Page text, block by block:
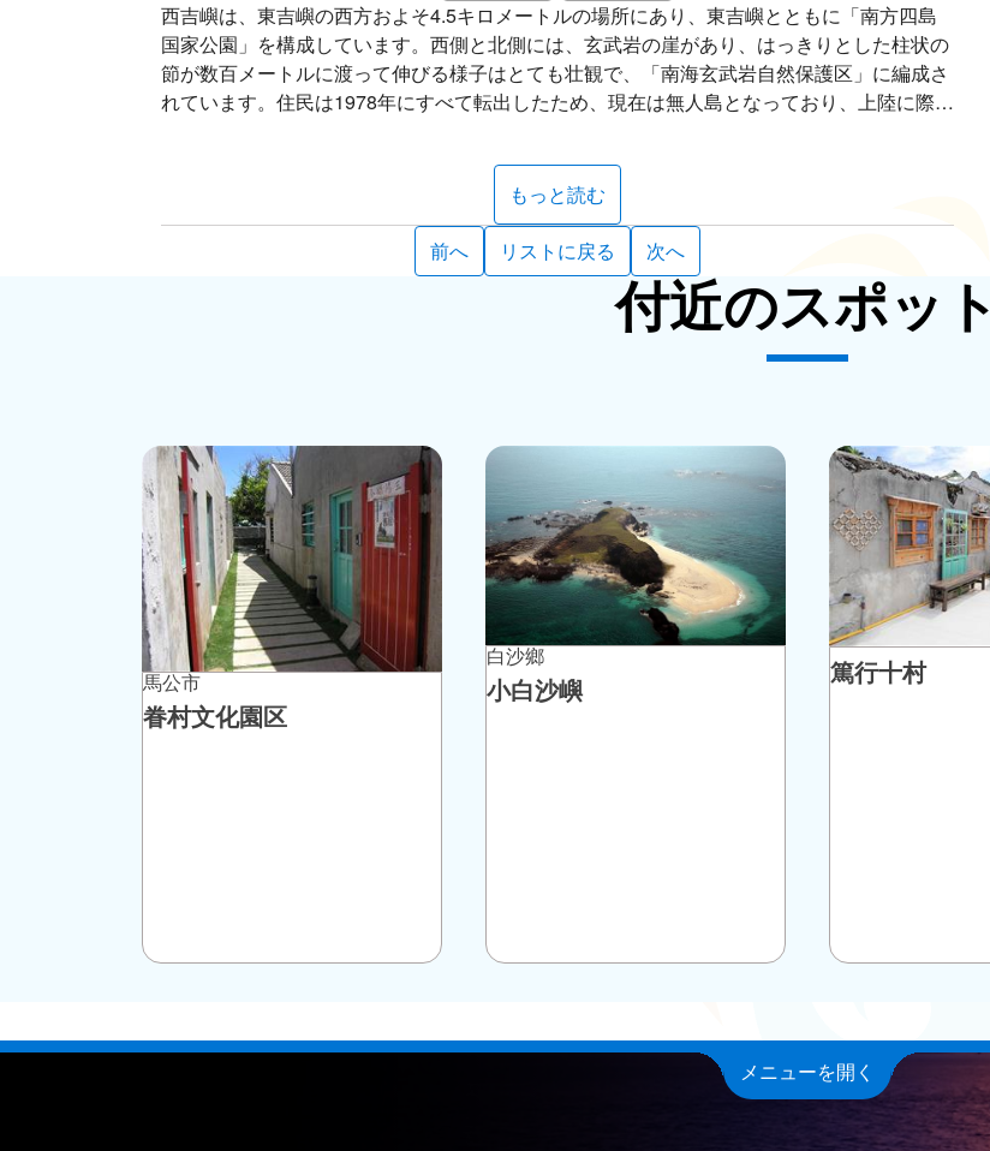
西吉嶼は、東吉嶼の西方およそ4.5キロメートルの場所にあり、東吉嶼とともに「南方四島
国家公園」を構成しています。西側と北側には、玄武岩の崖があり、はっきりとした柱状の
節が数百メートルに渡って伸びる様子はとても壮観で、「南海玄武岩自然保護区」に編成さ
れています。住民は1978年にすべて転出したため、現在は無人島となっており、上陸に際し
家屋の多くはすでに破損していますが、集落の構造ははっきりと残っています。信仰の中心
である西吉宮遺跡と、魔よけのために建てられた四つの石塔も見えます。また、当時は東北
からの季節風を防ぐため、村落の北側には玄武岩で造った菜宅が設けられました。現在、廃
村となって久しいですが、各地に引っ越していった西吉村の元住民らは、毎年旧暦の端午の
節句や中秋節などのお節句になると、みんな誘い合ってこの村に何日か戻ってきます。そし
て、次の世代を担う若い子供たちを連れ、ルーツ探しの旅が行われます。
水は、陽光が屈折してサファイアの色のように反射することから、「藍洞」とも呼ばれてい
ます。
島の東側と南側の多くはの地形で、東北方向の潮間帯では、岩石が海水に侵蝕されてくぼみ
や穴が生まれ、ポットホールの地形を形成するようになっています。これらが広がって「潮
池」となっていることから、灶籠と同じく西吉嶼を代表する地質景観となっています。
もっと読む
前へ リストに戻る 次へ
付近のスポット
馬公市
眷村文化園区
白沙鄉
小白沙嶼
篤行十村
メニューを開く